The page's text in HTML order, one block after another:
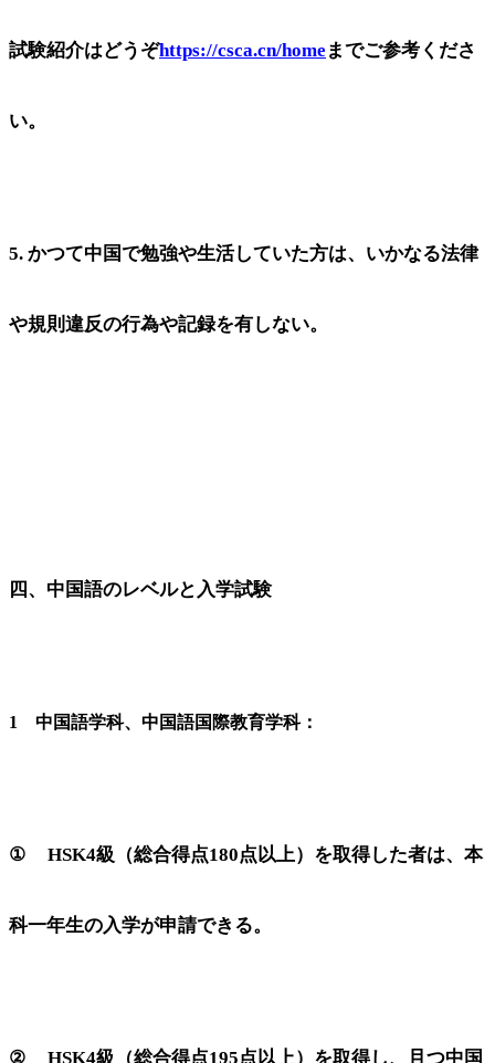
試験紹介はどうぞhttps://csca.cn/home までご参考くださ
い。
5. かつて中国で勉強や生活していた方は、いかなる法律
や規則違反の行為や記録を有しない。
四、中国語のレベルと入学試験
1 中国語学科、中国語国際教育学科：
① HSK4級（総合得点180点以上）を取得した者は、本
科一年生の入学が申請できる。
② HSK4級（総合得点195点以上）を取得し、且つ中国